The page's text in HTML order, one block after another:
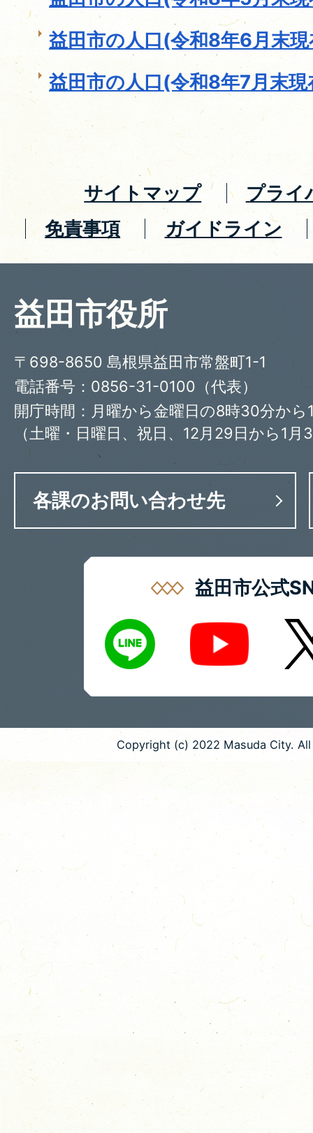
益田市の人口(令和8年6月末
益田市の人口(令和8年7月末現
サイトマップ
プライ
免責事項
ガイドライン
益田市役所
〒698-8650 島根県益田市常盤町1-1
電話番号：0856-31-0100（代表）
開庁時間：月曜から金曜日の8時30分から
（土曜・日曜日、祝日、12月29日から1月
各課のお問い合わせ先
益田市公式
LINE
Youtube X
Copyright (c) 2022 Masuda City.